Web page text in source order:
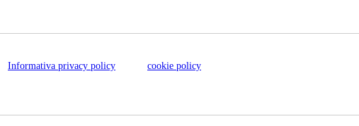
Informativa privacy policy cookie policy